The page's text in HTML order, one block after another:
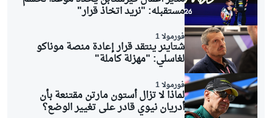
مستقبله: "نريد اتخاذ قرار"
فورمولا 1
شتاينر ينتقد قرار إعادة منصة موناكو
لغاسلي: "مهزلة كاملة"
فورمولا 1
لماذا لا تزال أستون مارتن مقتنعة بأن
أدريان نيوي قادر على تغيير الوضع؟